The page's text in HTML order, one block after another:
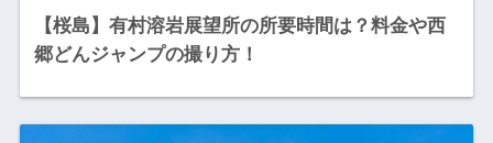
【桜島】有村溶岩展望所の所要時間は？料金や西
郷どんジャンプの撮り方！